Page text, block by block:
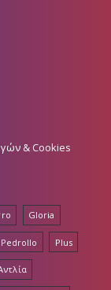
& Cookies
Gloria
Pedrollo Plus